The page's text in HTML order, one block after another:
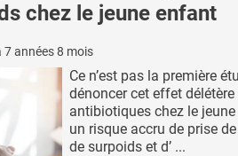
chez le jeune enfant
7 années 8 mois
Ce n’est pas la première
dénoncer cet effet délétère
antibiotiques chez le
un risque accru de prise
de surpoids et d’ ...